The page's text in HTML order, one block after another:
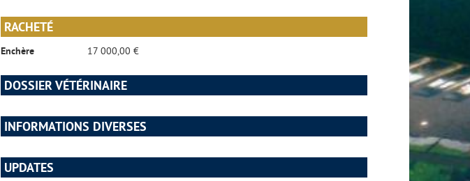
RACHETÉ
Enchère 17 000,00 €
DOSSIER VÉTÉRINAIRE
INFORMATIONS DIVERSES
UPDATES